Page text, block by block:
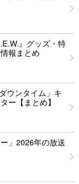
』グッズ・特
報まとめ
ウンタイム」キ
ー【まとめ】
」2026年の放送